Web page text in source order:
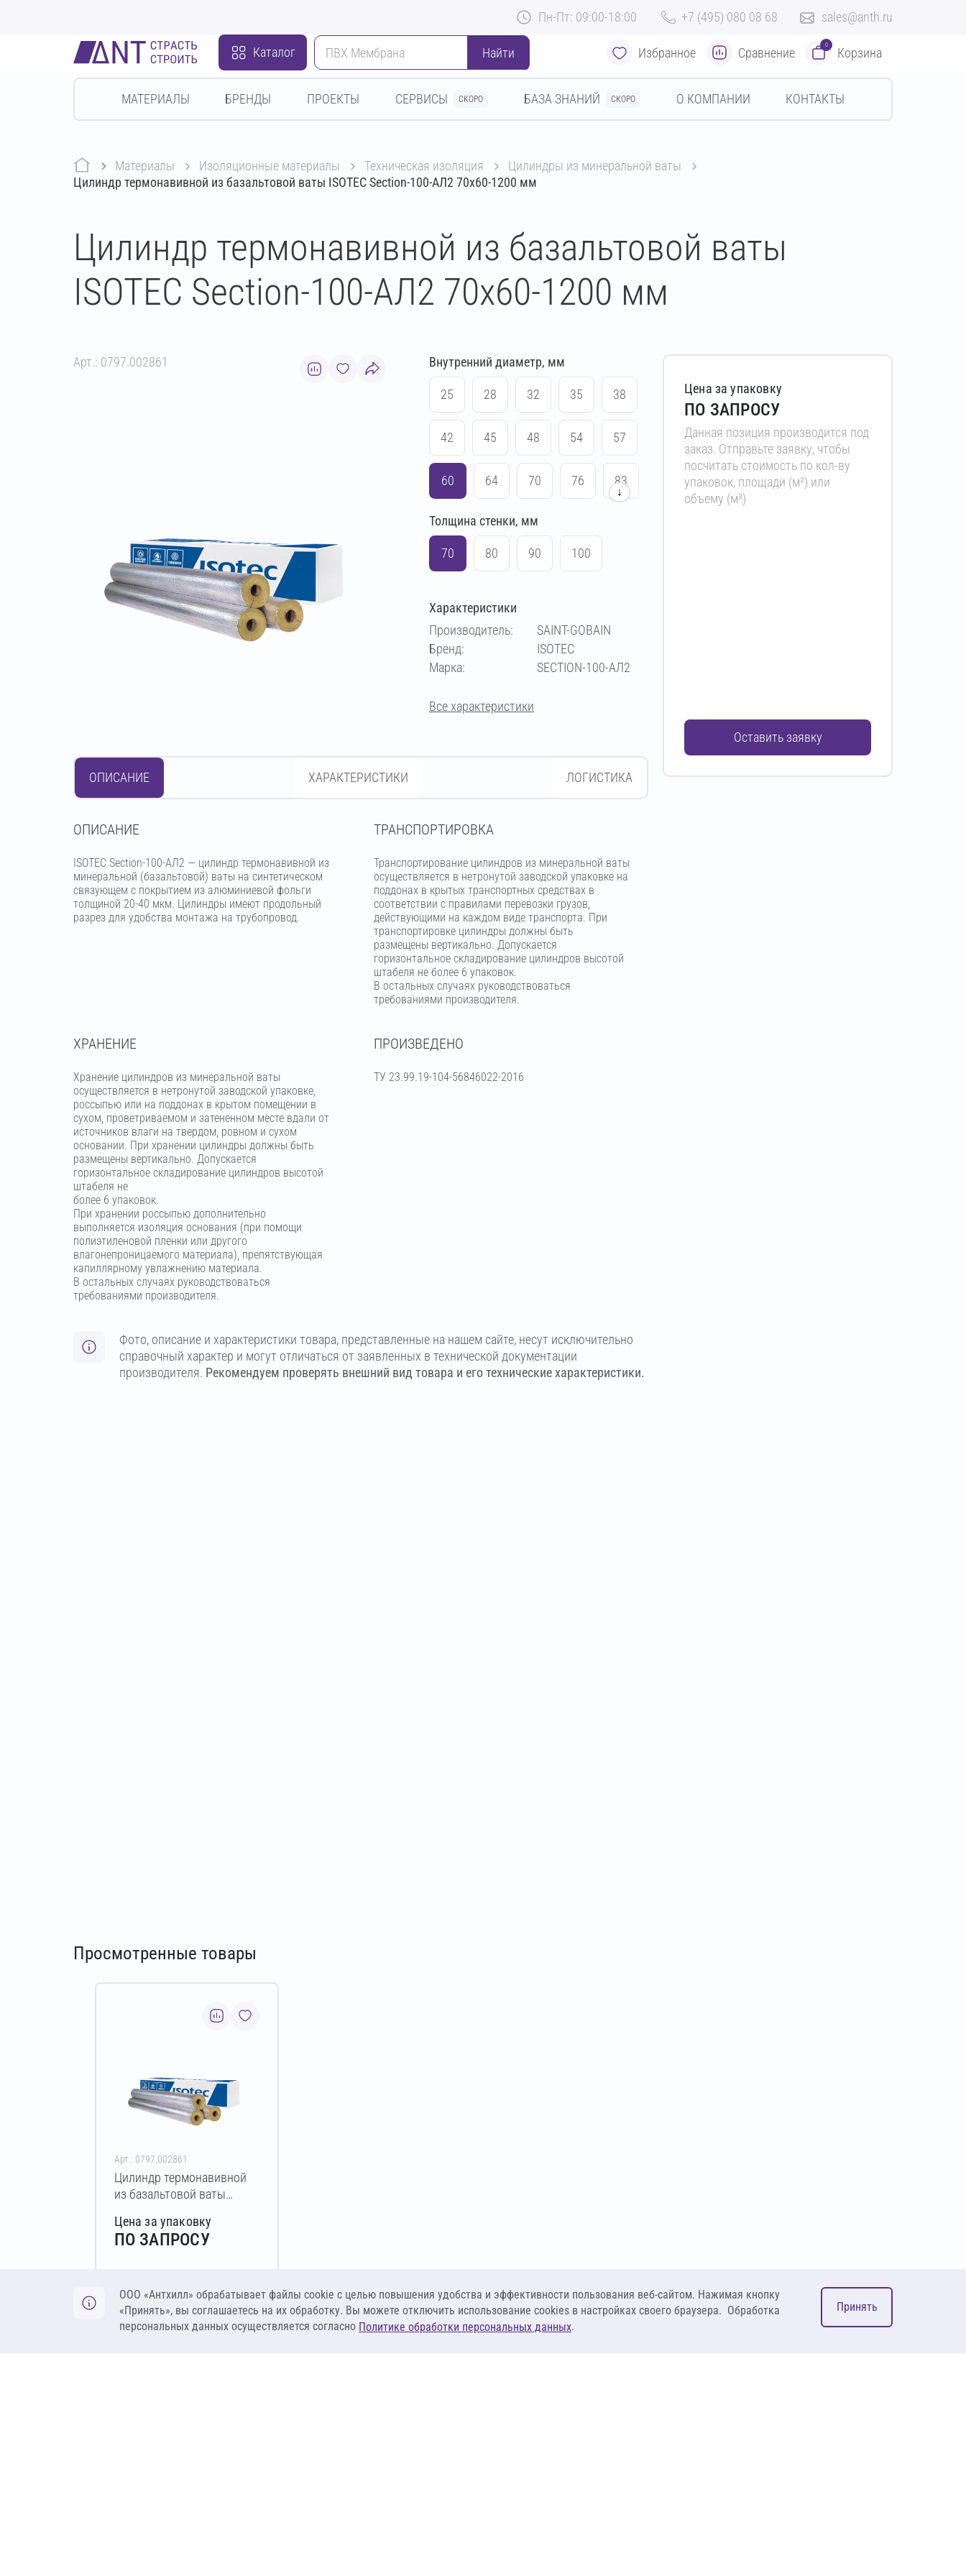
Пн-Пт: 09:00-18:00 +7 (495) 080 08 68 sales@anth.ru
Каталог Найти Избранное Сравнение
0
Корзина
МАТЕРИАЛЫ БРЕНДЫ ПРОЕКТЫ СЕРВИСЫ СКОРО БАЗА ЗНАНИЙ СКОРО О КОМПАНИИ КОНТАКТЫ
Материалы изоляционные материалы техническая изоляция
цилиндры из минеральной ваты
Цилиндр термонавивной из базальтовой ваты ISOTEC Section-100-АЛ2 70х60-1200 мм
Цилиндр термонавивной из базальтовой ваты
ISOTEC Section-100-АЛ2 70х60-1200 мм
Арт.: 0797.002861 Внутренний диаметр, мм
25 28 32 35 38
42 45 48 54 57
60 64 70 76 83
89 102 108
140 159 169
219
↓
Толщина стенки, мм
70 80 90 100
Характеристики
Производитель:
SAINT-GOBAIN
Бренд:
ISOTEC
Марка:
SECTION-100-АЛ2
Все характеристики
ОПИСАНИЕ ХАРАКТЕРИСТИКИ ЛОГИСТИКА
OПИСАНИЕ
ISOTEC Section-100-АЛ2 — цилиндр термонавивной из
минеральной (базальтовой) ваты на синтетическом
связующем с покрытием из алюминиевой фольги
толщиной 20-40 мкм. Цилиндры имеют продольный
разрез для удобства монтажа на трубопровод.
ТРАНСПОРТИРОВКА
Транспортирование цилиндров из минеральной ваты
осуществляется в нетронутой заводской упаковке на
поддонах в крытых транспортных средствах в
соответствии с правилами перевозки грузов,
действующими на каждом виде транспорта. При
транспортировке цилиндры должны быть
размещены вертикально. Допускается
горизонтальное складирование цилиндров высотой
штабеля не более 6 упаковок.
В остальных случаях руководствоваться
требованиями производителя.
ХРАНЕНИЕ
Хранение цилиндров из минеральной ваты
осуществляется в нетронутой заводской упаковке,
россыпью или на поддонах в крытом помещении в
сухом, проветриваемом и затененном месте вдали от
источников влаги на твердом, ровном и сухом
основании. При хранении цилиндры должны быть
размещены вертикально. Допускается
горизонтальное складирование цилиндров высотой
штабеля не
более 6 упаковок.
При хранении россыпью дополнительно
выполняется изоляция основания (при помощи
полиэтиленовой пленки или другого
влагонепроницаемого материала), препятствующая
капиллярному увлажнению материала.
В остальных случаях руководствоваться
требованиями производителя.
ПРОИЗВЕДЕНО
ТУ 23.99.19-104-56846022-2016
Фото, описание и характеристики товара, представленные на нашем сайте, несут исключительно
справочный характер и могут отличаться от заявленных в технической документации
производителя. Рекомендуем проверять внешний вид товара и его технические характеристики.
Цена за упаковку
ПО ЗАПРОСУ
Данная позиция производится под
заказ. Отправьте заявку, чтобы
посчитать стоимость по кол-ву
упаковок, площади (м²) или
объему (м³)
Оставить заявку
Просмотренные товары
Арт.: 0797.002861
Цилиндр термонавивной
из базальтовой ваты
70х60-1200 мм
Цена за упаковку
ПО ЗАПРОСУ
Оставить заявку
ООО «Антхилл» обрабатывает файлы cookie c целью повышения удобства и эффективности пользования веб-сайтом. Нажимая кнопку
«Принять», вы соглашаетесь на их обработку. Вы можете отключить использование cookies в настройках своего браузера. Обработка
персональных данных осуществляется согласно Политике обработки персональных данных.
Принять